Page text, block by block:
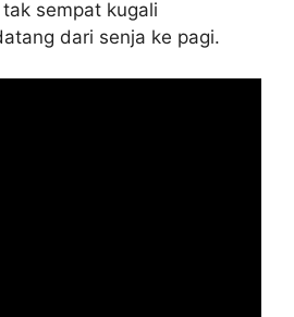
sempat kugali
dari senja ke pagi.